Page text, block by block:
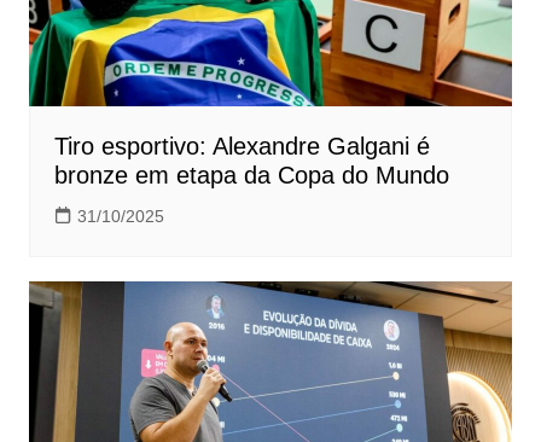
Tiro esportivo: Alexandre Galgani é
bronze em etapa da Copa do Mundo
31/10/2025